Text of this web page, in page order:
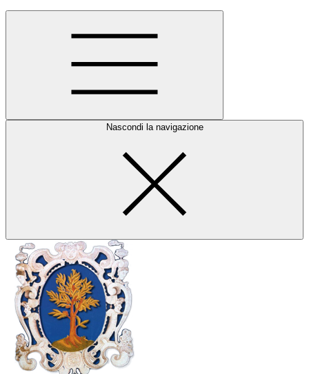
Nascondi la navigazione